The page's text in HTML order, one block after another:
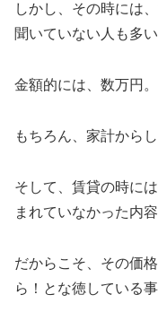
しかし、その時には
聞いていない人も多い
金額的には、数万円。
もちろん、家計から
そして、賃貸の時に
まれていなかった内容
だからこそ、その価
ら！とな徳している事